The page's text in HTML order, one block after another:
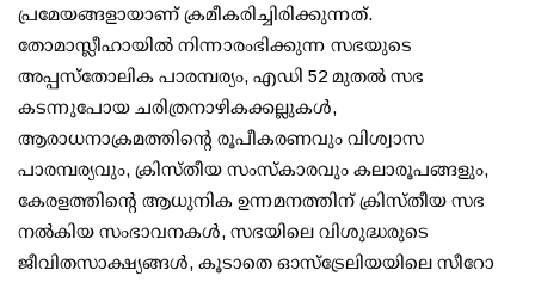
പ്രമേയങ്ങളായാണ് ക്രമീകരിച്ചിരിക്കുന്നത്.
തോമാസ്ലീഹായിൽ നിന്നാരംഭിക്കുന്ന സഭയുടെ
അപ്പസ്തോലിക പാരമ്പര്യം, എഡി 52 മുതൽ സഭ
കടന്നുപോയ ചരിത്രനാഴികക്കല്ലുകൾ,
ആരാധനാക്രമത്തിന്റെ രൂപീകരണവും വിശ്വാസ
പാരമ്പര്യവും, ക്രിസ്തീയ സംസ്കാരവും കലാരൂപങ്ങളും,
കേരളത്തിന്റെ ആധുനിക ഉന്നമനത്തിന് ക്രിസ്തീയ സഭ
നൽകിയ സംഭാവനകൾ, സഭയിലെ വിശുദ്ധരുടെ
ജീവിതസാക്ഷ്യങ്ങൾ, കൂടാതെ ഓസ്ട്രേലിയയിലെ സീറോ